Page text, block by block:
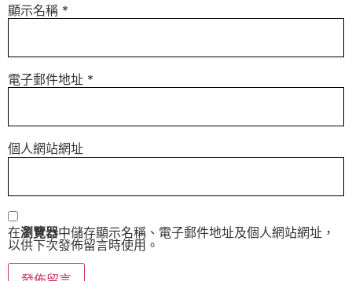
顯示名稱 *
電子郵件地址 *
個人網站網址
在瀏覽器中儲存顯示名稱、電子郵件地址及個人網站網址，
以供下次發佈留言時使用。